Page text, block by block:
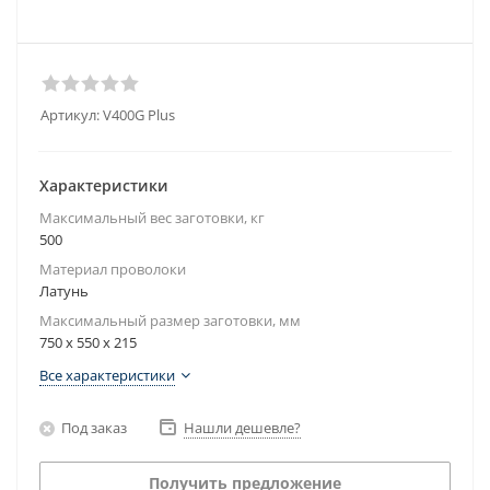
Артикул:V400G Plus
Характеристики
Максимальный вес заготовки, кг
500
Материал проволоки
Латунь
Максимальный размер заготовки, мм
750 x 550 x 215
Все характеристики
Под заказ Нашли дешевле?
Получить предложение